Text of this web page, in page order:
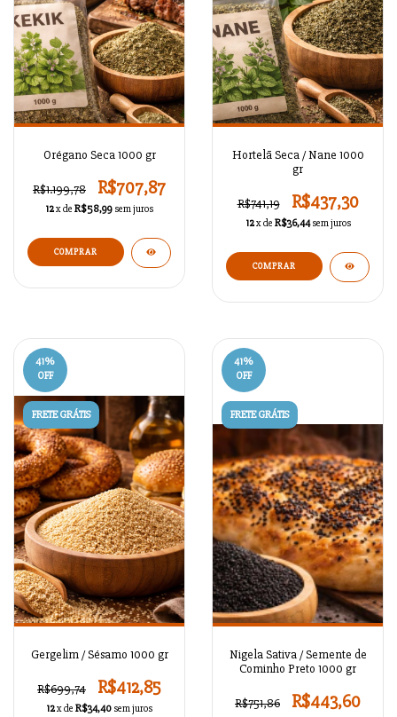
Orégano Seca 1000 gr
R$1.199,78 R$707,87
12x de R$58,99 sem juros
Hortelã Seca / Nane 1000
gr
R$741,19 R$437,30
12x de R$36,44 sem juros
41%
OFF
FRETE GRÁTIS
Gergelim / Sésamo 1000 gr
R$699,74 R$412,85
12x de R$34,40 sem juros
41%
OFF
FRETE GRÁTIS
Nigela Sativa / Semente de
Cominho Preto 1000 gr
R$751,86 R$443,60